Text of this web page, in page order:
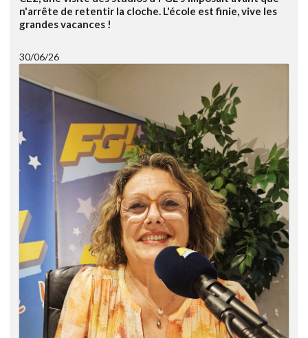
n'arrête de retentir la cloche. L'école est finie, vive les
grandes vacances !
30/06/26